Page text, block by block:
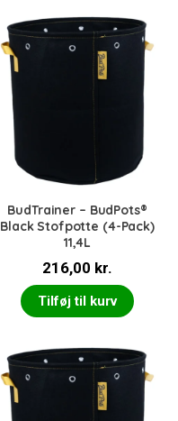
BudTrainer – BudPots®
Black Stofpotte (4-Pack)
11,4L
216,00 kr.
Tilføj til kurv